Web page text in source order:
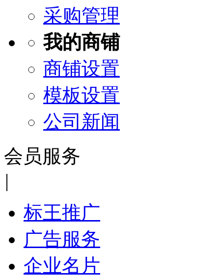
采购管理
我的商铺
商铺设置
模板设置
公司新闻
会员服务
|
标王推广
广告服务
企业名片